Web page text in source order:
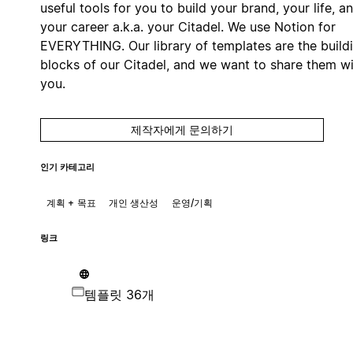
useful tools for you to build your brand, your life,
your career a.k.a. your Citadel. We use Notion for
EVERYTHING. Our library of templates are the
blocks of our Citadel, and we want to share them
you.
제작자에게 문의하기
인기 카테고리
계획 + 목표 개인 생산성 운영/기획
링크
템플릿 36개